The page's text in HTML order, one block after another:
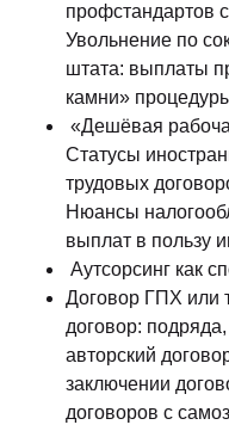
профстандартов
Увольнение по
штата: выплаты
камни»
«Дешёвая
Статусы
трудовых
Нюансы
выплат в пользу
Аутсорсинг как
Договор ГПХ или
договор: подряда,
авторский
заключении
договоров с